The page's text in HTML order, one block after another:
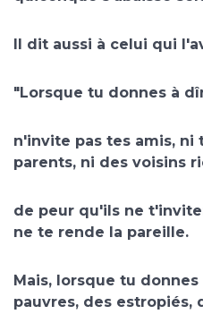
Il dit aussi à celui qui
"Lorsque tu donnes à
n'invite pas tes amis, ni
parents, ni des voisins
de peur qu'ils ne
ne te rende la pareille.
Mais, lorsque tu
pauvres, des estropiés,